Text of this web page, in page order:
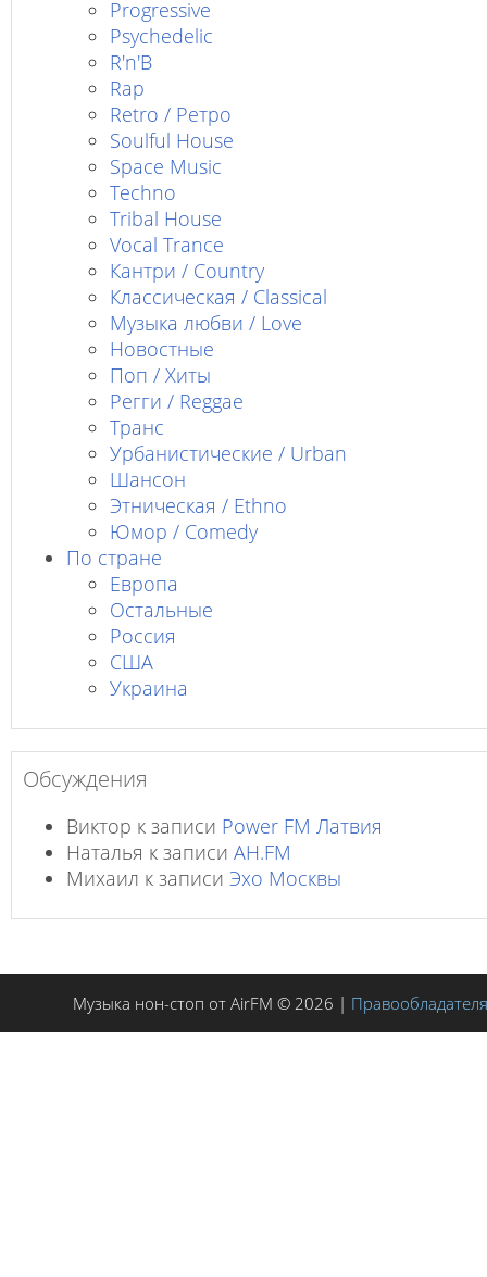
Progressive
Psychedelic
R'n'B
Rap
Retro / Ретро
Soulful House
Space Music
Techno
Tribal House
Vocal Trance
Кантри / Country
Классическая / Classical
Музыка любви / Love
Новостные
Поп / Хиты
Регги / Reggae
Транс
Урбанистические / Urban
Шансон
Этническая / Ethno
Юмор / Comedy
По стране
Европа
Остальные
Россия
США
Украина
Обсуждения
Виктор к записи Power FM Латвия
Наталья к записи AH.FM
Михаил к записи Эхо Москвы
Музыка нон-стоп от AirFM © 2026 |